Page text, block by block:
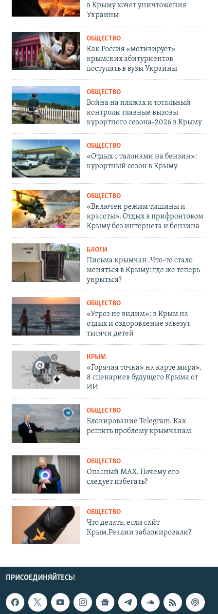
в Крыму хочет уничтожения
Украины
ОБЩЕСТВО
Как Россия «мотивирует»
крымских абитуриентов
поступать в вузы Украины
ОБЩЕСТВО
Война на пляжах и тотальный
контроль: главные вызовы
курортного сезона-2026 в Крыму
ОБЩЕСТВО
«Отдых с талонами на бензин»:
курортный сезон в Крыму
ОБЩЕСТВО
«Включен режим тишины и
красоты». Отдых в прифронтовом
Крыму без интернета и бензина
БЛОГИ
Письма крымчан. Что-то стало
меняться в Крыму: где же теперь
укрыться?
ОБЩЕСТВО
«Угроз не видим»: в Крым на
отдых и оздоровление завезут
тысячи детей
КРЫМ
«Горячая точка» на карте мира».
8 сценариев будущего Крыма от
ИИ
ОБЩЕСТВО
Блокирование Telegram. Как
решить проблему крымчанам
ОБЩЕСТВО
Опасный MAX. Почему его
следует избегать?
ОБЩЕСТВО
Что делать, если сайт
Крым.Реалии заблокировали?
ПРИСОЕДИНЯЙТЕСЬ!